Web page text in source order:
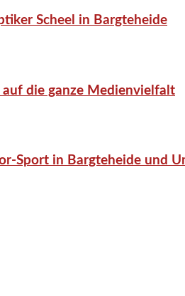
Scheel in Bargteheide
die ganze Medienvielfalt
Sport in Bargteheide und